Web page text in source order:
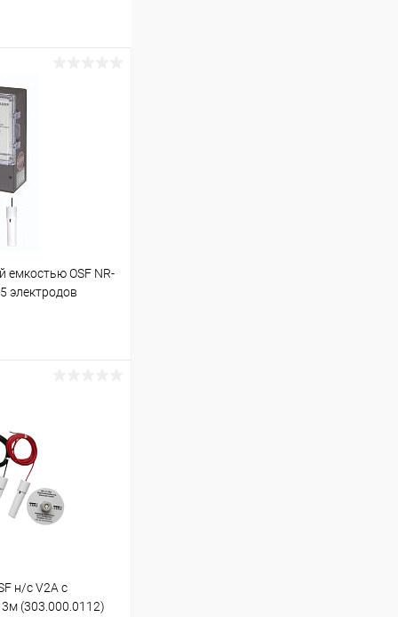
емкостью OSF NR-
электродов
В наличии
н/с V2A с
(303.000.0112)